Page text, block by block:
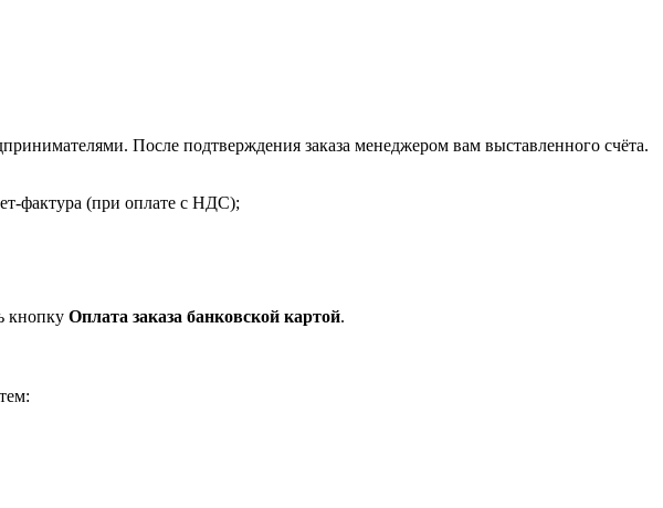
После подтверждения заказа менеджером вам выставленного счёта.
фактура (при оплате с НДС);
кнопку Оплата заказа банковской картой.